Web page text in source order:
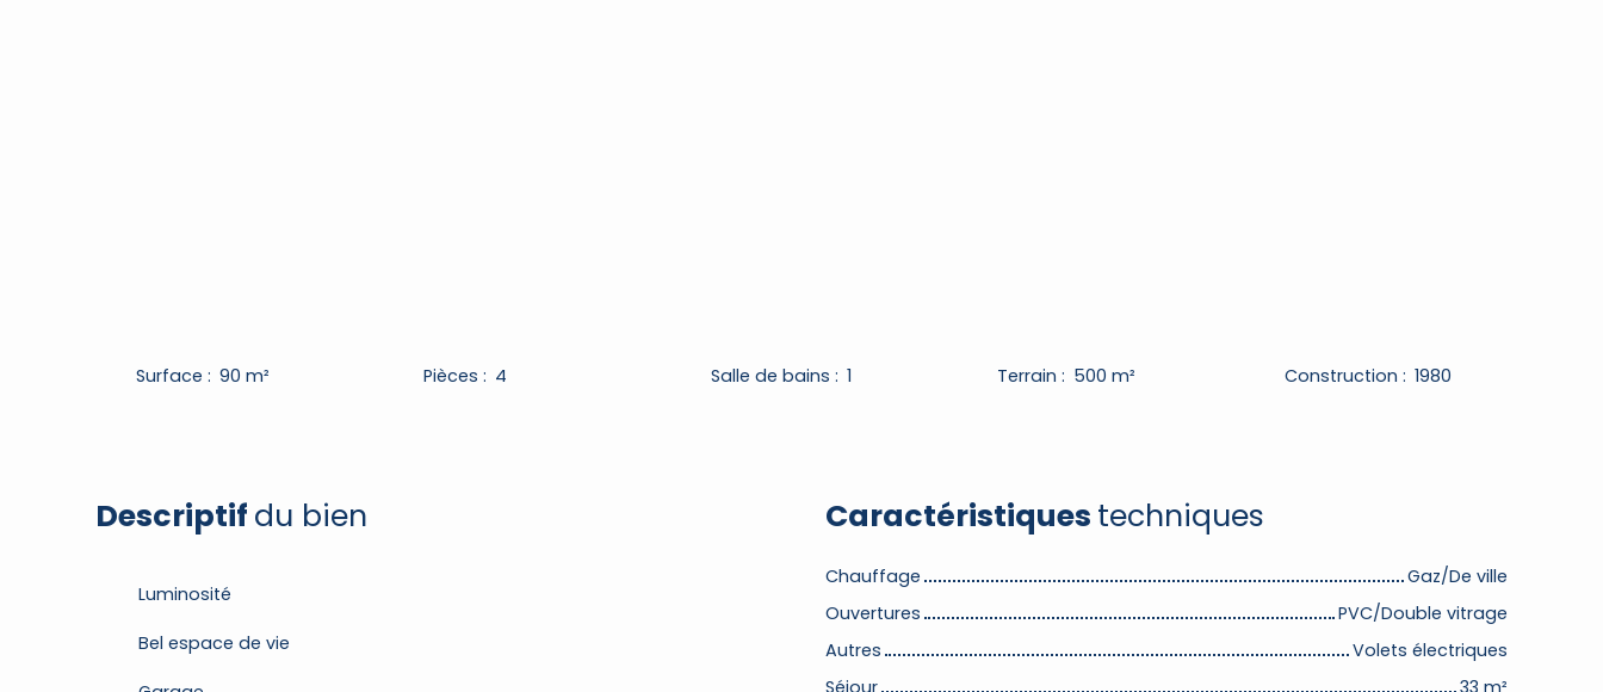
Surface : 90 m² Pièces : 4 Salle de bains : 1 Terrain : 500m² Construction : 1980
Descriptif du bien
Luminosité
Bel espace de vie
Caractéristiques techniques
Chauffage
Gaz/De ville
Ouvertures
PVC/Double vitrage
Autres
Volets électriques
Séjour
33 m²